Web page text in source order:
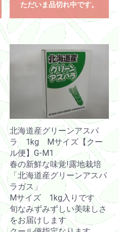
ただいま品切れ中です。
北海道産グリーンアスパ
ラ 1kg Mサイズ【クー
ル便】G-M1
春の新鮮な味覚!露地栽培
「北海道産グリーンアスパ
ラガス」
Mサイズ 1kg入りです
旬なみずみずしい美味しさ
をお届けします